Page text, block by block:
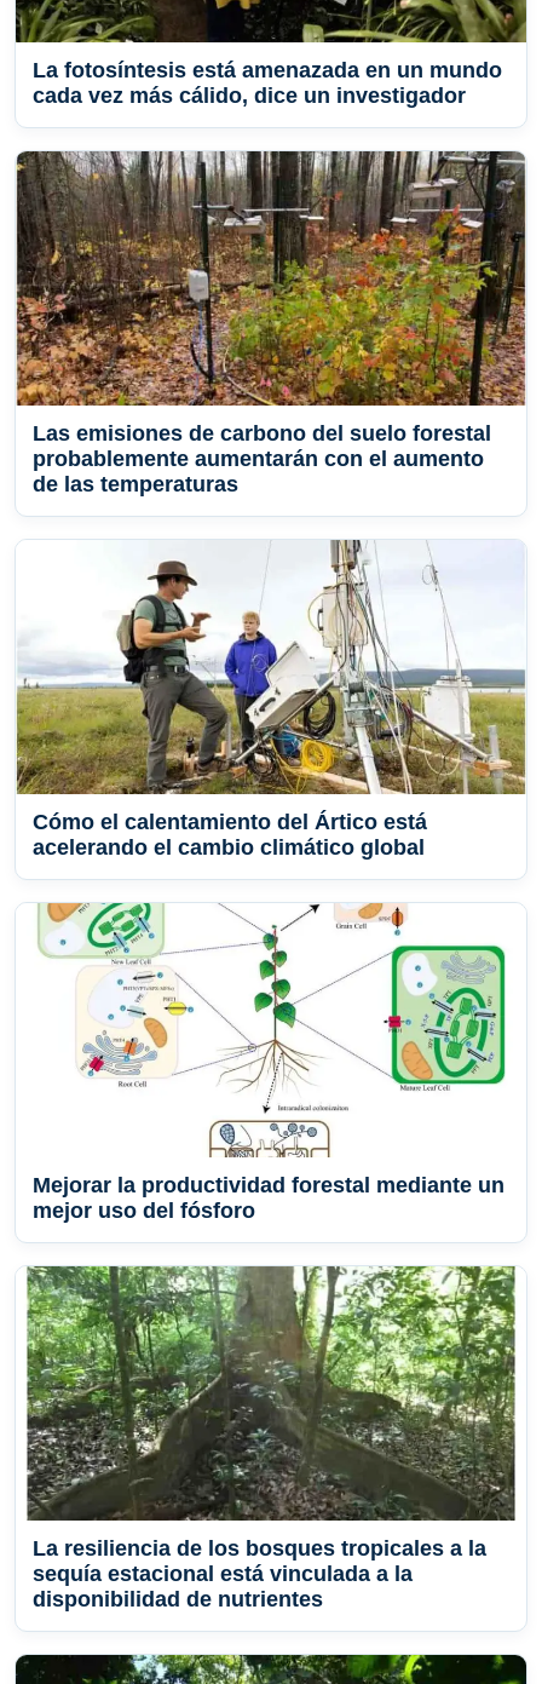
La fotosíntesis está amenazada en un mundo
cada vez más cálido, dice un investigador
Las emisiones de carbono del suelo forestal
probablemente aumentarán con el aumento
de las temperaturas
Cómo el calentamiento del Ártico está
acelerando el cambio climático global
Mejorar la productividad forestal mediante un
mejor uso del fósforo
La resiliencia de los bosques tropicales a la
sequía estacional está vinculada a la
disponibilidad de nutrientes